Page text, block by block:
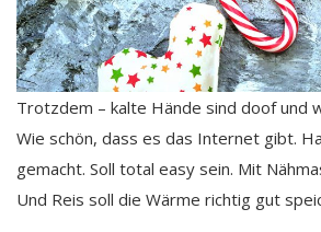
Trotzdem – kalte Hände sind doof und
Wie schön, dass es das Internet gibt.
gemacht. Soll total easy sein. Mit
Und Reis soll die Wärme richtig gut